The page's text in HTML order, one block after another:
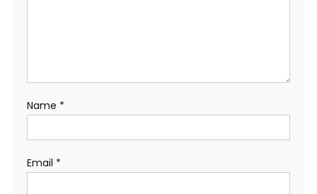
Name *
Email *